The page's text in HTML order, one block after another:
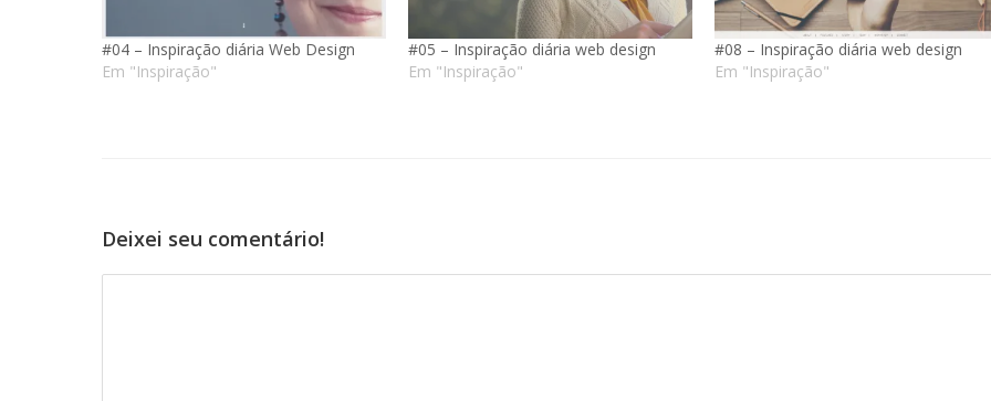
#04 – Inspiração diária Web Design
Em "Inspiração"
#05 – Inspiração diária web design
Em "Inspiração"
#08 – Inspiração diária web design
Em "Inspiração"
Deixei seu comentário!